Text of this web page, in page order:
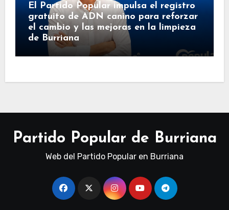
El Partido Popular impulsa el registro
gratuito de ADN canino para reforzar
el cambio y las mejoras en la limpieza
de Burriana
Partido Popular de Burriana
Web del Partido Popular en Burriana